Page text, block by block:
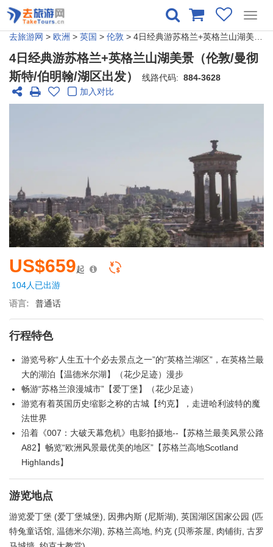
去旅游网 > 欧洲 > 英国 > 伦敦 > 4日经典游苏格兰+英格兰山湖美景（伦敦/曼彻斯特/伯明翰/湖区出发）
4日经典游苏格兰+英格兰山湖美景（伦敦/曼彻
斯特/伯明翰/湖区出发）
线路代码: 884-3628
加入对比
US$659起
104人已出游
语言:
普通话
行程特色
游览号称“人生五十个必去景点之一”的“英格兰湖区”，在英格兰最
大的湖泊【温德米尔湖】（花少足迹）漫步
畅游“苏格兰浪漫城市”【爱丁堡】（花少足迹）
游览有着英国历史缩影之称的古城【约克】，走进哈利波特的魔
法世界
沿着《007：大破天幕危机》电影拍摄地--【苏格兰最美风景公路
A82】畅览“欧洲风景最优美的地区”【苏格兰高地Scotland
Highlands】
游览地点
游览爱丁堡 (爱丁堡城堡), 因弗内斯 (尼斯湖), 英国湖区国家公园 (匹
特兔童话馆, 温德米尔湖), 苏格兰高地, 约克 (贝蒂茶屋, 肉铺街, 古罗